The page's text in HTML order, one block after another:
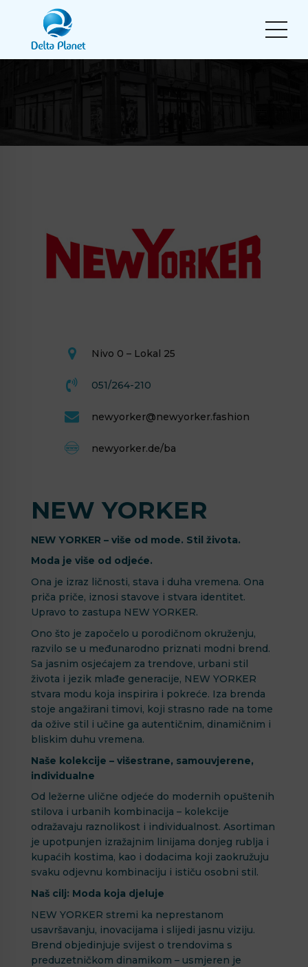
Nivo 0 – Lokal 25
051/264-210
newyorker@newyorker.fashion
newyorker.de/ba
NEW YORKER
NEW YORKER – više od mode. Stil života.
Moda je više od odjeće.
Ona je izraz ličnosti, stava i duha vremena. Ona
priča priče, iznosi stavove i stvara identitet.
Upravo to zastupa NEW YORKER.
Ono što je započelo u porodičnom okruženju,
razvilo se u međunarodno priznati modni brend.
Sa jasnim osjećajem za trendove, urbani stil
života i jezik mlađe generacije, NEW YORKER
stvara modu koja inspirira i pokreće. Iza brenda
stoje angažirani timovi, koji strasno rade na tome
da ožive stil i učine ga autentičnim, dinamičnim i
bliskim duhu vremena.
Naše kolekcije – višestrane, samouvjerene,
individualne
Od ležerne ulične odjeće do modernih opuštenih
stilova i urbanih kombinacija – kolekcije
odražavaju raznolikost i individualnost. Asortiman
je upotpunjen izražajnim linijama donjeg rublja i
kupaćih kostima, kao i dodacima koji zaokružuju
svaku odjevnu kombinaciju i ističu osobni stil.
Naš cilj: Moda koja djeluje
NEW YORKER stremi ka neprestanom
usavršavanju, inovacijama i slijedi jasnu viziju.
Brend objedinjuje svijest o trendovima s
preduzetničkom dinamikom – usmjeren je